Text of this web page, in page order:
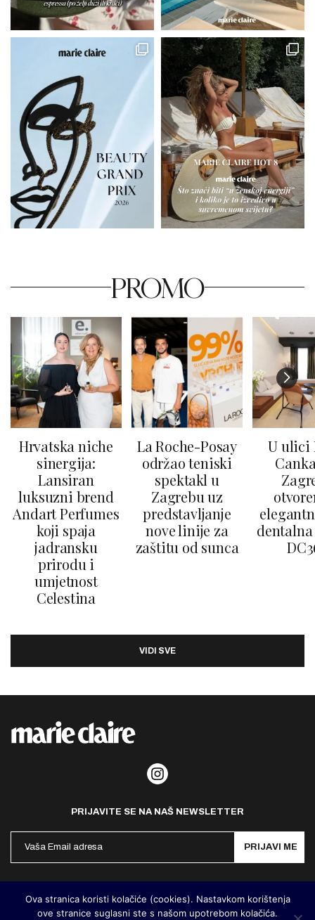
PROMO
Hrvatska niche
sinergija:
Lansiran
luksuzni brend
Andart Perfumes
koji spaja
jadransku
prirodu i
umjetnost
Celestina
La Roche-Posay
održao teniski
spektakl u
Zagrebu uz
predstavljanje
nove linije za
zaštitu od sunca
U ulici
VIDI SVE
PRIJAVITE SE NA NAŠ NEWSLETTER
PRIJAVI ME
Ova stranica koristi kolačiće (cookies). Nastavkom korištenja
ove stranice suglasni ste s našom upotrebom kolačića.